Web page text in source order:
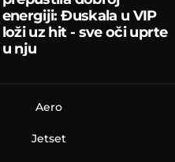
energiji: Đuskala u VIP
loži uz hit - sve oči uprte
u nju
Aero
Jetset